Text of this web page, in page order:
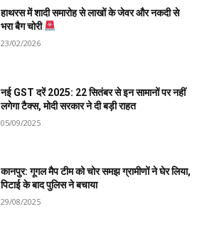
हाथरस में शादी समारोह से लाखों के जेवर और नकदी से
भरा बैग चोरी
23/02/2026
नई GST दरें 2025: 22 सितंबर से इन सामानों पर नहीं
लगेगा टैक्स, मोदी सरकार ने दी बड़ी राहत
05/09/2025
कानपुर: गूगल मैप टीम को चोर समझ ग्रामीणों ने घेर लिया,
पिटाई के बाद पुलिस ने बचाया
29/08/2025